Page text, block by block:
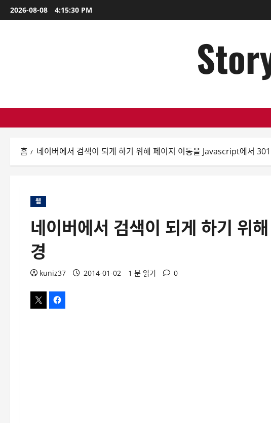
텐
2026-08-08 4:15:31 PM
홈 네이버에서 검색이 되게 하기 위해 페이지 이동을 Javascript에서
웹
네이버에서 검색이 되게 하기 위
경
kuniz37 2014-01-02 1 분 읽기 0